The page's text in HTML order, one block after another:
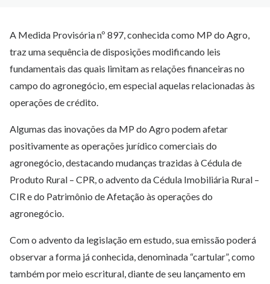
A Medida Provisória nº 897, conhecida como MP do Agro,
traz uma sequência de disposições modificando leis
fundamentais das quais limitam as relações financeiras no
campo do agronegócio, em especial aquelas relacionadas às
operações de crédito.
Algumas das inovações da MP do Agro podem afetar
positivamente as operações jurídico comerciais do
agronegócio, destacando mudanças trazidas à Cédula de
Produto Rural – CPR, o advento da Cédula Imobiliária Rural –
CIR e do Patrimônio de Afetação às operações do
agronegócio.
Com o advento da legislação em estudo, sua emissão poderá
observar a forma já conhecida, denominada “cartular”, como
também por meio escritural, diante de seu lançamento em